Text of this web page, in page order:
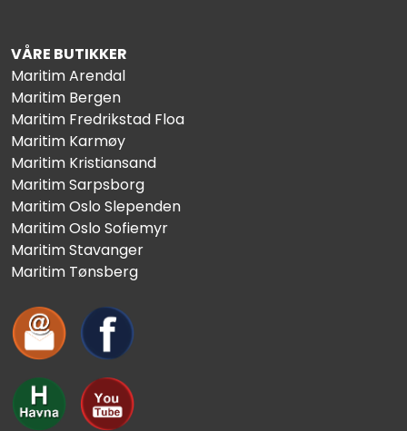
VÅRE BUTIKKER
Maritim Arendal
Maritim Bergen
Maritim Fredrikstad Floa
Maritim Karmøy
Maritim Kristiansand
Maritim Sarpsborg
Maritim Oslo Slependen
Maritim Oslo Sofiemyr
Maritim Stavanger
Maritim Tønsberg